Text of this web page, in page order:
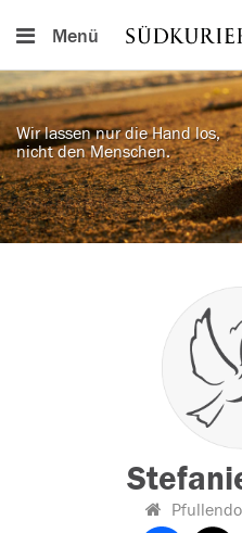
Menü
Wir lassen nur die Hand los,
nicht den Menschen.